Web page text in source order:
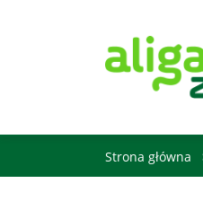
Strona główna